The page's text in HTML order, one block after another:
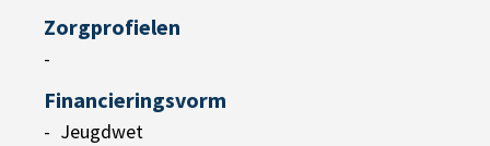
Zorgprofielen
-
Financieringsvorm
Jeugdwet